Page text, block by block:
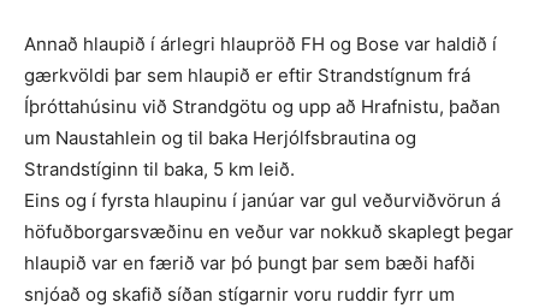
Annað hlaupið í árlegri hlaupröð FH og Bose var haldið í
gærkvöldi þar sem hlaupið er eftir Strandstígnum frá
Íþróttahúsinu við Strandgötu og upp að Hrafnistu, þaðan
um Naustahlein og til baka Herjólfsbrautina og
Strandstíginn til baka, 5 km leið.
Eins og í fyrsta hlaupinu í janúar var gul veðurviðvörun á
höfuðborgarsvæðinu en veður var nokkuð skaplegt þegar
hlaupið var en færið var þó þungt þar sem bæði hafði
snjóað og skafið síðan stígarnir voru ruddir fyrr um